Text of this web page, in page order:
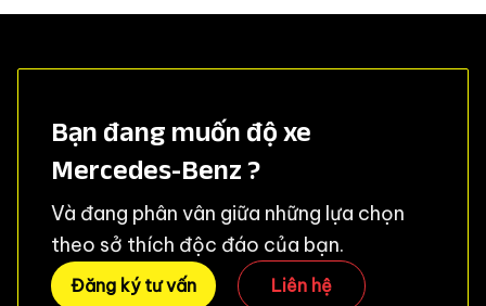
Bạn đang muốn độ xe
Mercedes-Benz ?
Và đang phân vân giữa những lựa chọn
theo sở thích độc đáo của bạn.
Đăng ký tư vấn Liên hệ